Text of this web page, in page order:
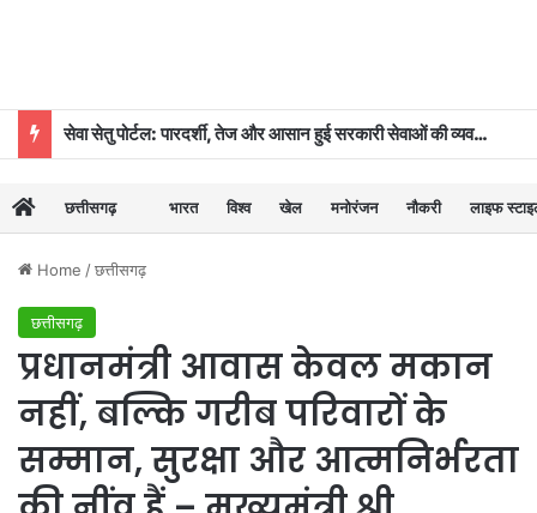
सेवा सेतु पोर्टल: पारदर्शी, तेज और आसान हुई सरकारी सेवाओं की व्यवस्था
छत्तीसगढ़ भारत विश्व खेल मनोरंजन नौकरी लाइफ
Home /छत्तीसगढ़
छत्तीसगढ़
प्रधानमंत्री आवास केवल मकान
नहीं, बल्कि गरीब परिवारों के
सम्मान, सुरक्षा और आत्मनिर्भरता